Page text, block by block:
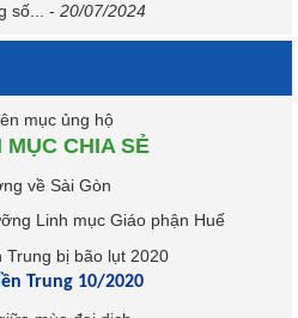
số...
- 20/07/2024
MỤC CHIA SẺ
Trung 10/2020